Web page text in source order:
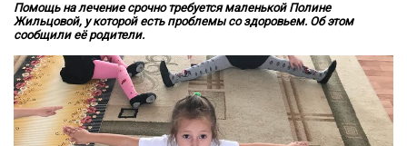
Помощь на лечение срочно требуется маленькой Полине
Жильцовой, у которой есть проблемы со здоровьем. Об этом
сообщили её родители.